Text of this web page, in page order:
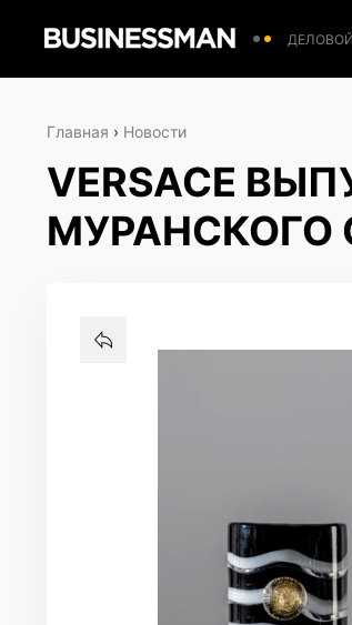
Главная › Новости
VERSACE
МУРАНСКОГО